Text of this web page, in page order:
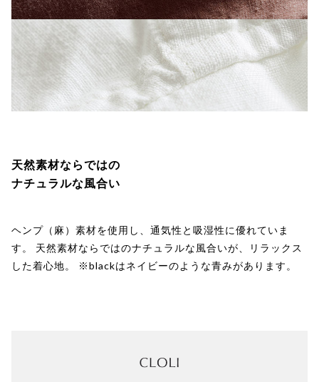
天然素材ならではの
ナチュラルな風合い
ヘンプ（麻）素材を使用し、通気性と吸湿性に優れていま
す。 天然素材ならではのナチュラルな風合いが、リラックス
した着心地。 ※blackはネイビーのような青みがあります。